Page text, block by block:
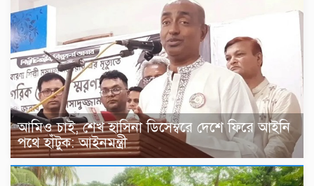
আমিও চাই, শেখ হাসিনা ডিসেম্বরে দেশে ফিরে আইনি
পথে হাঁটুক: আইনমন্ত্রী